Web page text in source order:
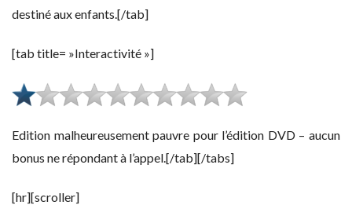
destiné aux enfants.[/tab]
[tab title= »Interactivité »]
Edition malheureusement pauvre pour l’édition DVD – aucun
bonus ne répondant à l’appel.[/tab][/tabs]
[hr][scroller]